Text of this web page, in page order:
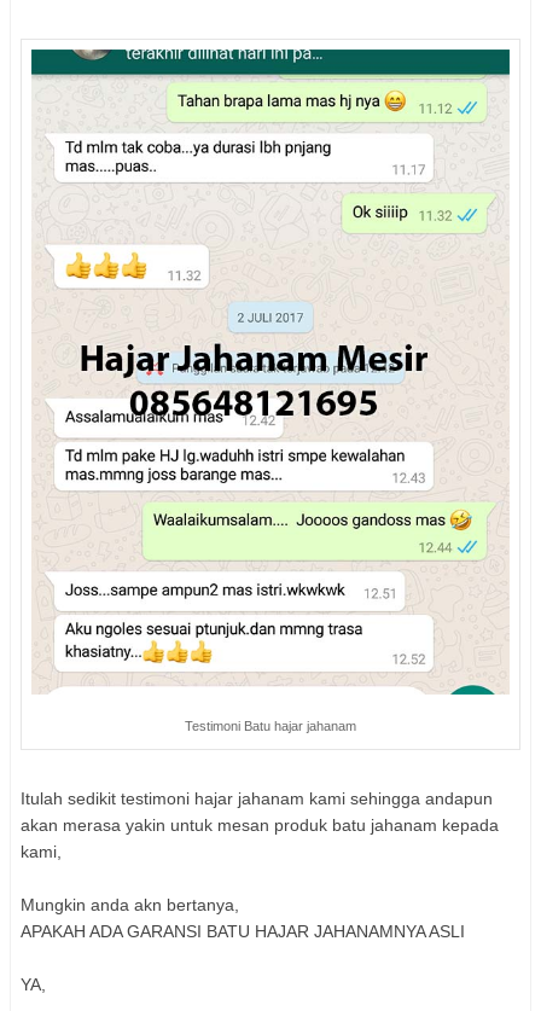
Testimoni Batu hajar jahanam
Itulah sedikit testimoni hajar jahanam kami sehingga andapun
akan merasa yakin untuk mesan produk batu jahanam kepada
kami,
Mungkin anda akn bertanya,
APAKAH ADA GARANSI BATU HAJAR JAHANAMNYA ASLI
YA,